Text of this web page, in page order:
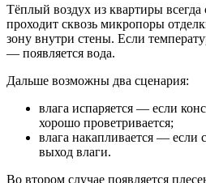
Тёплый воздух из квартиры
проходит сквозь микропоры
зону внутри стены. Если
— появляется вода.
Дальше возможны два сценария:
влага испаряется — если
хорошо проветривается;
влага накапливается — если
выход влаги.
Во втором случае появляется